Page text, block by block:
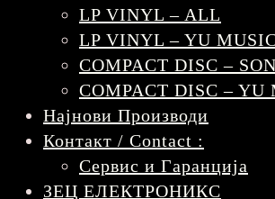
LP VINYL – ALL
LP VINYL – YU
COMPACT DISC –
COMPACT DISC – YU
Најнови Производи
Контакт / Contact :
Сервис и Гаранција
ЗЕЦ ЕЛЕКТРОНИКС